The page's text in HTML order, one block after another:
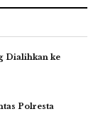
Dialihkan ke
Polresta